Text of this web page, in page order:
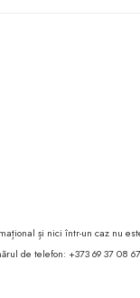
și nici într-un caz nu
de telefon: +373 69 37 08 67